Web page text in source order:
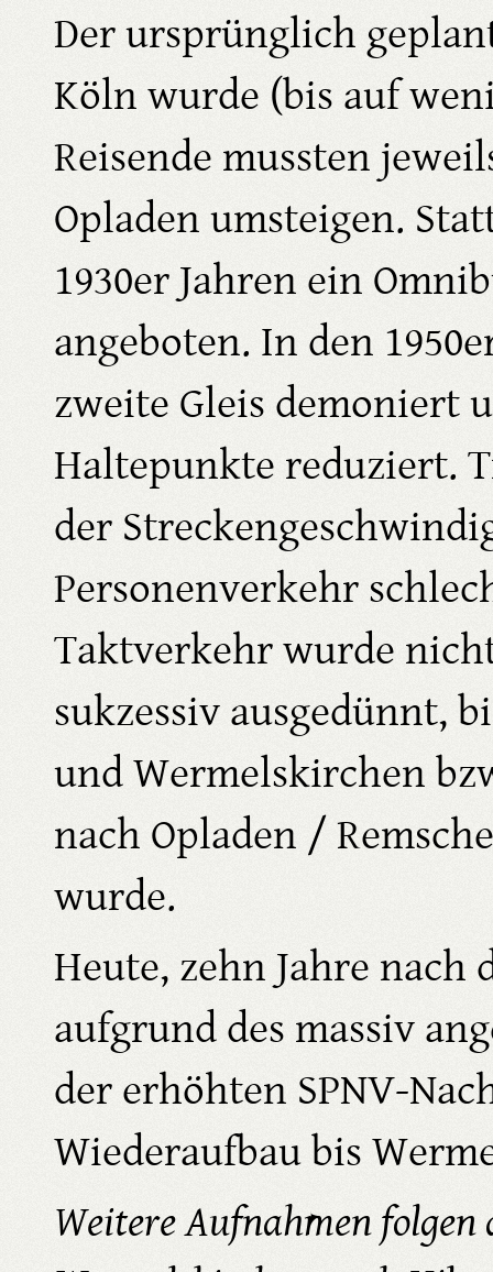
Der ursprünglich
Köln wurde (bis auf
Reisende mussten
Opladen umsteigen.
1930er Jahren ein
angeboten. In den
zweite Gleis demoniert
Haltepunkte reduziert.
der
Personenverkehr
Taktverkehr wurde
sukzessiv ausgedünnt,
und Wermelskirchen
nach Opladen /
wurde.
Heute, zehn Jahre
aufgrund des massiv
der erhöhten SPNV-
Wiederaufbau bis
Weitere Aufnahmen